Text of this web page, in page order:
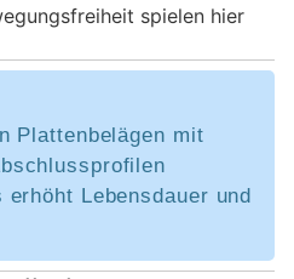
spielen hier
Plattenbelägen mit
erhöht Lebensdauer und